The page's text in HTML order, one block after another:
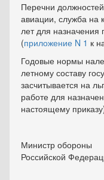
Перечни
авиации, служба на
лет для назначения
(приложение N 1 к
Годовые нормы
летному составу
засчитывается на
работе для
настоящему
Министр обороны
Российской